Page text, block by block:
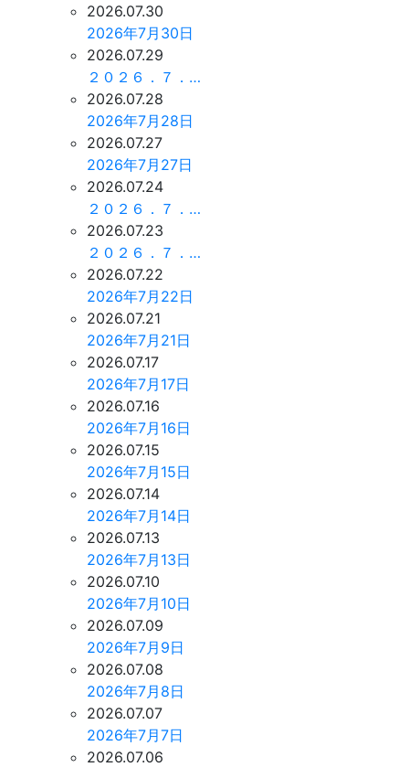
2026.07.30
2026年7月30日
2026.07.29
２０２６．７．…
2026.07.28
2026年7月28日
2026.07.27
2026年7月27日
2026.07.24
２０２６．７．…
2026.07.23
２０２６．７．…
2026.07.22
2026年7月22日
2026.07.21
2026年7月21日
2026.07.17
2026年7月17日
2026.07.16
2026年7月16日
2026.07.15
2026年7月15日
2026.07.14
2026年7月14日
2026.07.13
2026年7月13日
2026.07.10
2026年7月10日
2026.07.09
2026年7月9日
2026.07.08
2026年7月8日
2026.07.07
2026年7月7日
2026.07.06